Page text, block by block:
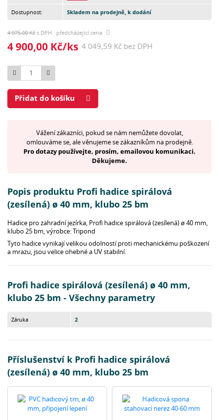
Dostupnost: Skladem na prodejně, k dodání
4 975,00 Kč s DPH předcházející cena
4 900,00 Kč/ks 4 049,59 Kč bez DPH
Počet
Přidat do košíku
Vážení zákazníci, pokud se nám nemůžete dovolat,
omlouváme se, ale věnujeme se zákazníkům na prodejně.
Pro dotazy používejte, prosím, emailovou komunikaci.
Děkujeme.
Popis produktu Profi hadice spirálová
(zesílená) ø 40 mm, klubo 25 bm
Hadice pro zahradní jezírka, Profi hadice spirálová (zesílená) ø 40 mm,
klubo 25 bm, výrobce: Tripond
Tyto hadice vynikají velikou odolností proti mechanickému poškození
a mrazu, jsou velice ohebné a UV stabilní.
Profi hadice spirálová (zesílená) ø 40 mm,
klubo 25 bm - Všechny parametry
Záruka 2
Příslušenství k Profi hadice spirálová
(zesílená) ø 40 mm, klubo 25 bm